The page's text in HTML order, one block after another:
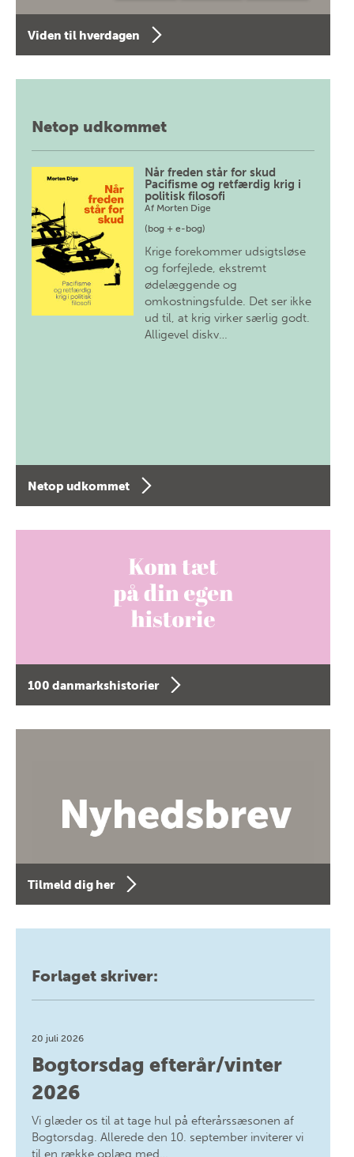
Viden til hverdagen
Netop udkommet
Når freden står for skud
Pacifisme og retfærdig krig i
politisk filosofi
Af Morten Dige
(bog + e-bog)
Krige forekommer udsigtsløse
og forfejlede, ekstremt
ødelæggende og
omkostningsfulde. Det ser ikke
ud til, at krig virker særlig godt.
Alligevel diskv…
Netop udkommet
100 danmarkshistorier
Tilmeld dig her
Forlaget skriver:
20 juli 2026
Bogtorsdag efterår/vinter
2026
Vi glæder os til at tage hul på efterårssæsonen af
Bogtorsdag. Allerede den 10. september inviterer vi
til en række oplæg med…